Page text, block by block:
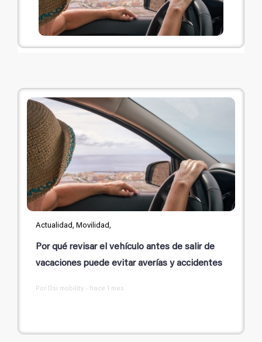
Actualidad, Movilidad,
Por qué revisar el vehículo antes de salir de
vacaciones puede evitar averías y accidentes
Por Dsi mobility - hace 1 mes